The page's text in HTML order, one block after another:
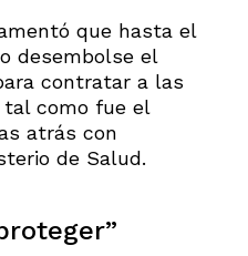
que hasta el
desembolse el
contratar a las
tal como fue el
atrás con
de Salud.